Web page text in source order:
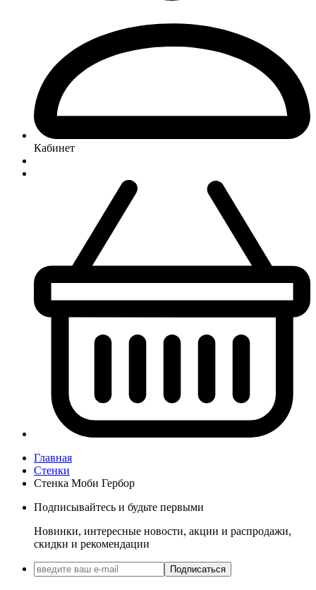
Кабинет
Главная
Стенки
Стенка Моби Гербор
Подписывайтесь и будьте первыми
Новинки, интересные новости, акции и распродажи,
скидки и рекомендации
Подписаться